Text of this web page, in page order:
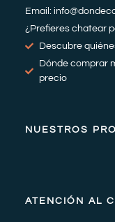
Email:
¿Prefieres chatear
Descubre
Dónde comprar
precio
NUESTROS
ATENCIÓN AL